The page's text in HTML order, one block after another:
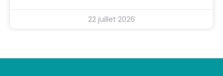
22 juillet 2026